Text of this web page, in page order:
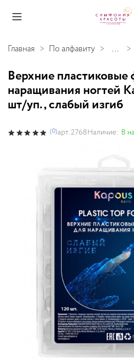
Главная По алфавиту ...
Верхние
наращивания ногтей
шт/уп., cлабый изгиб
(0)арт.2768Наличие: В